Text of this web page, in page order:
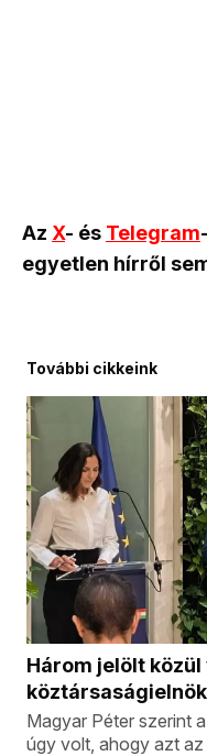
Az X- és Telegram
egyetlen hírről
További cikkeink
Három jelölt
Magyar Péter szerint
úgy volt, ahogy azt